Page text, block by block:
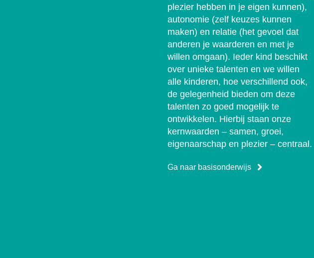
plezier hebben in je eigen kunnen),
autonomie (zelf keuzes kunnen
maken) en relatie (het gevoel dat
anderen je waarderen en met je
willen omgaan). Ieder kind beschikt
over unieke talenten en we willen
alle kinderen, hoe verschillend ook,
de gelegenheid bieden om deze
talenten zo goed mogelijk te
ontwikkelen. Hierbij staan onze
kernwaarden – samen, groei,
eigenaarschap en plezier – centraal.
Ga naar basisonderwijs